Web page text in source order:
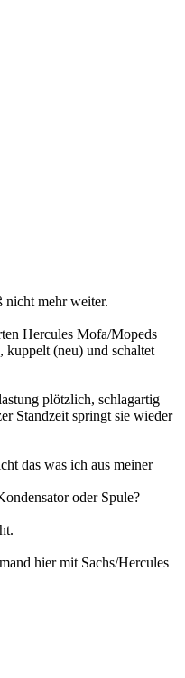
mehr weiter.
Hercules Mofa/Mopeds
kuppelt (neu) und schaltet
plötzlich, schlagartig
Standzeit springt sie wieder
das was ich aus meiner
oder Spule?
hier mit Sachs/Hercules